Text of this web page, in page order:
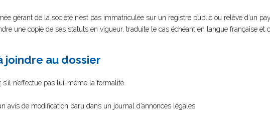
gérant de la société n’est pas immatriculée sur un registre public ou relève d’un
une copie de ses statuts en vigueur, traduite le cas échéant en langue française et
joindre au dossier
s’il n’effectue pas lui-même la formalité
avis de modification paru dans un journal d’annonces légales